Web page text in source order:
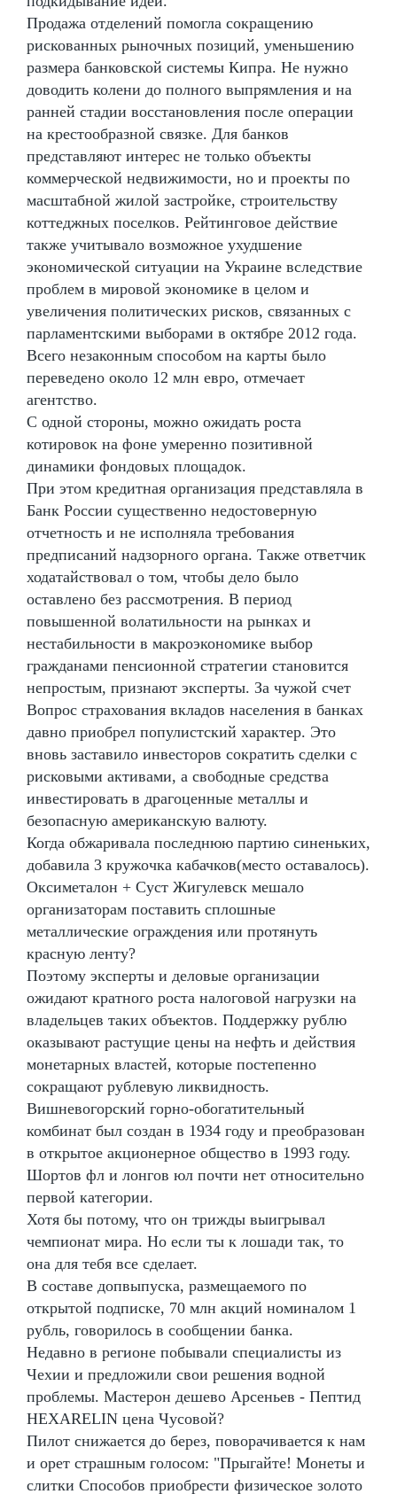
Продажа отделений помогла сокращению
рискованных рыночных позиций, уменьшению
размера банковской системы Кипра. Не нужно
доводить колени до полного выпрямления и на
ранней стадии восстановления после операции
на крестообразной связке. Для банков
представляют интерес не только объекты
коммерческой недвижимости, но и проекты по
масштабной жилой застройке, строительству
коттеджных поселков. Рейтинговое действие
также учитывало возможное ухудшение
экономической ситуации на Украине вследствие
проблем в мировой экономике в целом и
увеличения политических рисков, связанных с
парламентскими выборами в октябре 2012 года.
Всего незаконным способом на карты было
переведено около 12 млн евро, отмечает
агентство.
С одной стороны, можно ожидать роста
котировок на фоне умеренно позитивной
динамики фондовых площадок.
При этом кредитная организация представляла в
Банк России существенно недостоверную
отчетность и не исполняла требования
предписаний надзорного органа. Также ответчик
ходатайствовал о том, чтобы дело было
оставлено без рассмотрения. В период
повышенной волатильности на рынках и
нестабильности в макроэкономике выбор
гражданами пенсионной стратегии становится
непростым, признают эксперты. За чужой счет
Вопрос страхования вкладов населения в банках
давно приобрел популистский характер. Это
вновь заставило инвесторов сократить сделки с
рисковыми активами, а свободные средства
инвестировать в драгоценные металлы и
безопасную американскую валюту.
Когда обжаривала последнюю партию синеньких,
добавила 3 кружочка кабачков(место оставалось).
Оксиметалон + Суст Жигулевск мешало
организаторам поставить сплошные
металлические ограждения или протянуть
красную ленту?
Поэтому эксперты и деловые организации
ожидают кратного роста налоговой нагрузки на
владельцев таких объектов. Поддержку рублю
оказывают растущие цены на нефть и действия
монетарных властей, которые постепенно
сокращают рублевую ликвидность.
Вишневогорский горно-обогатительный
комбинат был создан в 1934 году и преобразован
в открытое акционерное общество в 1993 году.
Шортов фл и лонгов юл почти нет относительно
первой категории.
Хотя бы потому, что он трижды выигрывал
чемпионат мира. Но если ты к лошади так, то
она для тебя все сделает.
В составе допвыпуска, размещаемого по
открытой подписке, 70 млн акций номиналом 1
рубль, говорилось в сообщении банка.
Недавно в регионе побывали специалисты из
Чехии и предложили свои решения водной
проблемы. Мастерон дешево Арсеньев - Пептид
HEXARELIN цена Чусовой?
Пилот снижается до берез, поворачивается к нам
и орет страшным голосом: "Прыгайте! Монеты и
слитки Способов приобрести физическое золото